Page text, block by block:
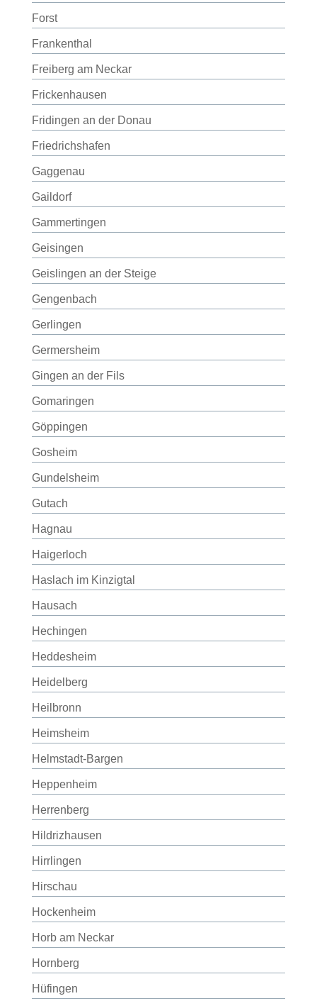
Forst
Frankenthal
Freiberg am Neckar
Frickenhausen
Fridingen an der Donau
Friedrichshafen
Gaggenau
Gaildorf
Gammertingen
Geisingen
Geislingen an der Steige
Gengenbach
Gerlingen
Germersheim
Gingen an der Fils
Gomaringen
Göppingen
Gosheim
Gundelsheim
Gutach
Hagnau
Haigerloch
Haslach im Kinzigtal
Hausach
Hechingen
Heddesheim
Heidelberg
Heilbronn
Heimsheim
Helmstadt-Bargen
Heppenheim
Herrenberg
Hildrizhausen
Hirrlingen
Hirschau
Hockenheim
Horb am Neckar
Hornberg
Hüfingen